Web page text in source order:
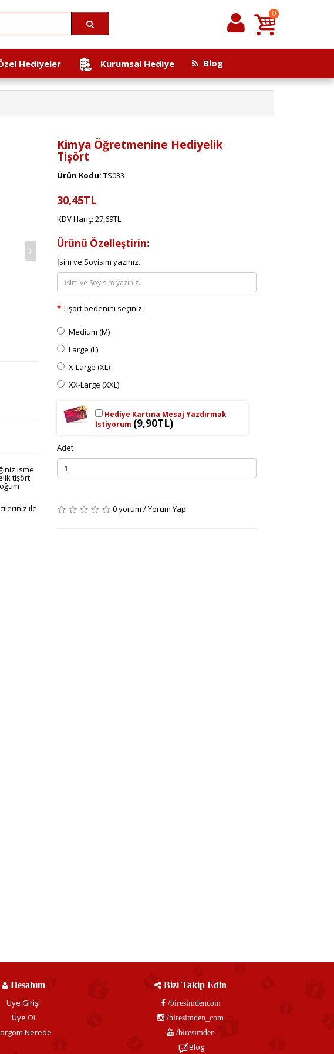
0
Hediyeler Kurumsal Hediye Blog
isme
tişört
ile
Kimya Öğretmenine Hediyelik
Tişört
Ürün Kodu: TS033
30,45TL
KDV Hariç: 27,69TL
Ürünü Özelleştirin:
İsim ve Soyisim yazınız.
Tişört bedenini seçiniz.
Medium (M)
Large (L)
X-Large (XL)
XX-Large (XXL)
Hediye Kartına Mesaj Yazdırmak
İstiyorum (9,90TL)
Adet
0 yorum /Yorum Yap
Hesabım
Üye Girişi
Üye Ol
Nerede
Bizi Takip Edin
/biresimdencom
/biresimden_com
/biresimden
Blog